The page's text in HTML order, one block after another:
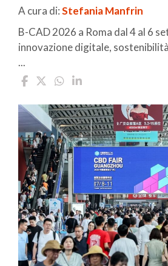
A cura di:Stefania Manfrin
B-CAD 2026 a Roma dal 4 al 6
innovazione digitale,
...